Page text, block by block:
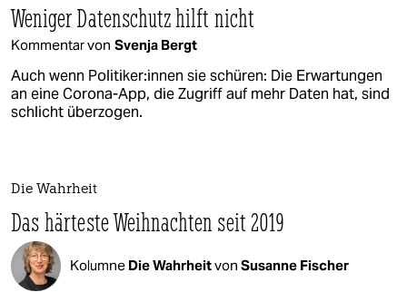
Weniger Datenschutz hilft nicht
Kommentar von Svenja Bergt
Auch wenn Politiker:innen sie schüren: Die Erwartungen
an eine Corona-App, die Zugriff auf mehr Daten hat, sind
schlicht überzogen.
Die Wahrheit
Das härteste Weihnachten seit 2019
Kolumne Die Wahrheitvon Susanne Fischer